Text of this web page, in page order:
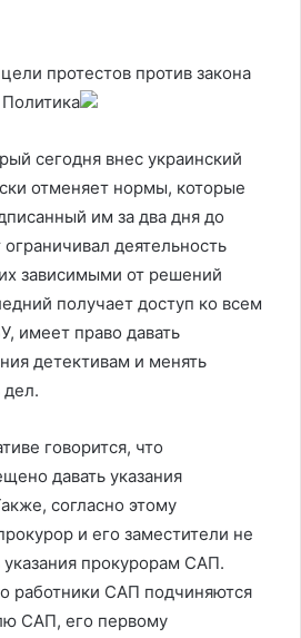
протестов против закона
Политика
сегодня внес украинский
отменяет нормы, которые
им за два дня до
деятельность
зависимыми от решений
получает доступ ко всем
имеет право давать
детективам и менять
дел.
говорится, что
давать указания
согласно этому
и его заместители не
прокурорам САП.
работники САП подчиняются
САП, его первому